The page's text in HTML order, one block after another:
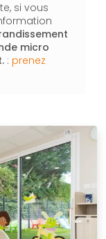
si vous
micro
: prenez